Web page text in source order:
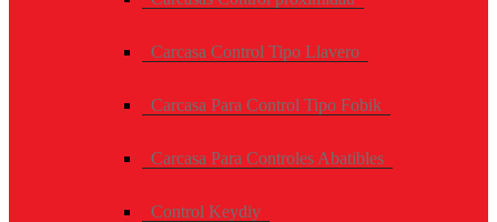
Carcasa Control Tipo Llavero
Carcasa Para Control Tipo Fobik
Carcasa Para Controles Abatibles
Control Keydiy